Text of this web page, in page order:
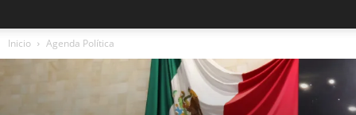
Oaxaca
Inicio Agenda Política